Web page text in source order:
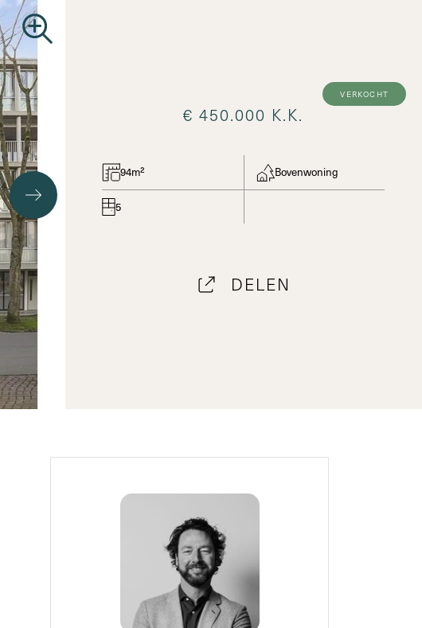
verkocht
€ 450.000 K.K.
94m² Bovenwoning
5
DELEN